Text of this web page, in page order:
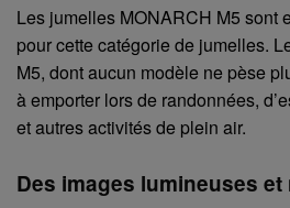
Les jumelles MONARCH M5 sont
pour cette catégorie de jumelles.
M5, dont aucun modèle ne pèse
à emporter lors de randonnées,
et autres activités de plein air.
Des images lumineuses et